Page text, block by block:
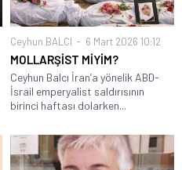
Ceyhun BALCI 6 Mart 2026 10:12
MOLLARŞİST MİYİM?
Ceyhun Balcı İran’a yönelik ABD-
İsrail emperyalist saldırısının
birinci haftası dolarken...